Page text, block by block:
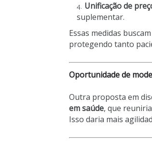
Unificação de
suplementar.
Essas medidas
protegendo tanto
Oportunidade de
Outra proposta em
em saúde, que
Isso daria mais